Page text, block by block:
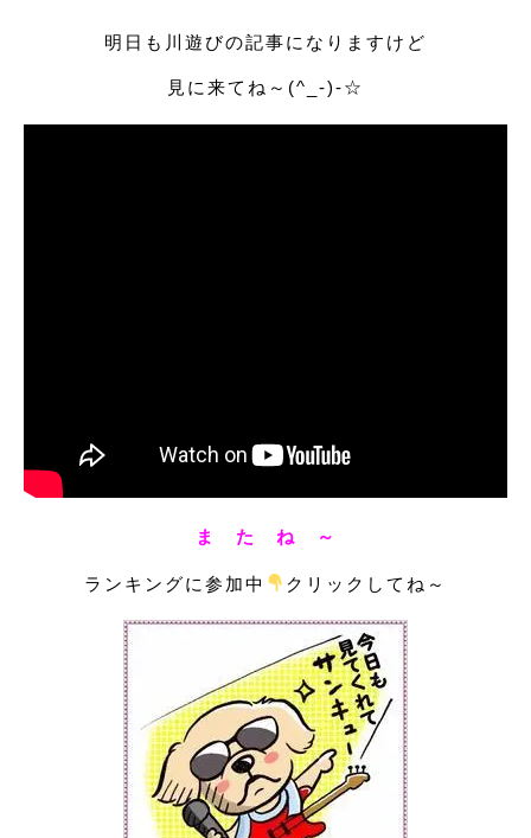
明日も川遊びの記事になりますけど
見に来てね～(^_-)-☆
ま た ね ～
ランキングに参加中 クリックしてね～